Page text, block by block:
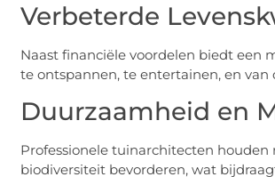
Verbeterde
Naast financiële voordelen biedt een
te ontspannen, te entertainen, en
Duurzaamheid en
Professionele tuinarchitecten
biodiversiteit bevorderen, wat